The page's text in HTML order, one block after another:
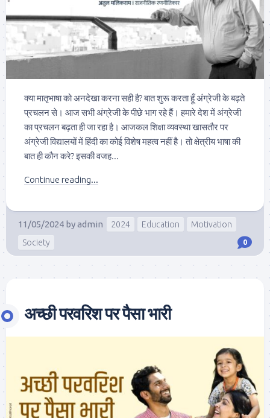
क्या मातृभाषा को अनदेखा करना सही है? बात शुरू करता हूँ अंग्रेजी के बढ़ते
प्रचलन से। आज सभी अंग्रेजी के पीछे भाग रहे हैं। हमारे देश में अंग्रेजी
का प्रचलन बढ़ता ही जा रहा है। आजकल शिक्षा व्यवस्था खासतौर पर
अंग्रेजी विद्यालयों में हिंदी का कोई विशेष महत्व नहीं है। तो क्षेत्रीय भाषा की
बात ही कौन करे? इसकी वजह...
Continue reading...
11/05/2024 byadmin 2024 Education
Motivation
Society
0
अच्छी परवरिश पर पैसा भारी